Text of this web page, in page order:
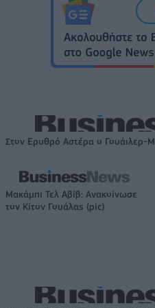
Στον Ερυθρό Αστέρα ο Γουάιλερ-
Μακάμπι Τελ Αβίβ: Ανακοίνωσε
τον Κίτον Γουάλας (pic)